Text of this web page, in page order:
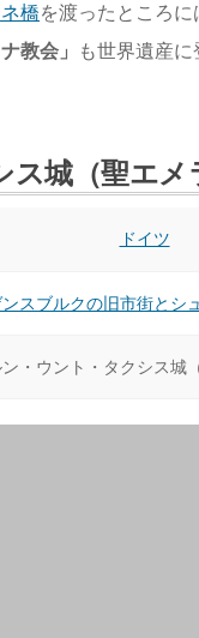
橋を渡ったところ
教会」 も世界遺産に
ス城（聖エ
ドイツ
ンスブルクの旧市街とシ
ン・ウント・タクシス城